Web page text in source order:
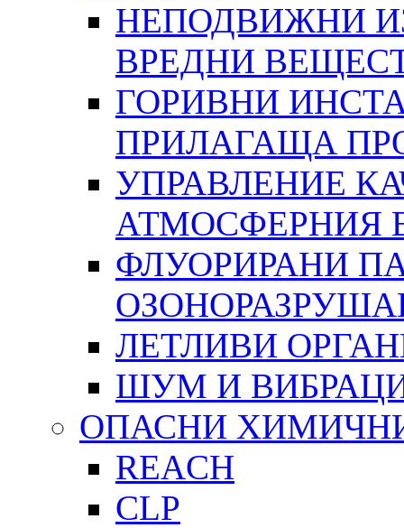
НЕПОДВИЖНИ
ВРЕДНИ
ГОРИВНИ
ПРИЛАГАЩА
УПРАВЛЕНИЕ
АТМОСФЕРНИЯ
ФЛУОРИРАНИ
ЛЕТЛИВИ
ШУМ И
ОПАСНИ
REACH
CLP